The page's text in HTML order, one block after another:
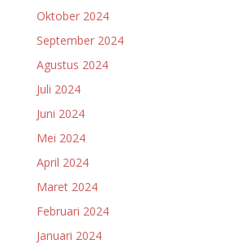
Oktober 2024
September 2024
Agustus 2024
Juli 2024
Juni 2024
Mei 2024
April 2024
Maret 2024
Februari 2024
Januari 2024